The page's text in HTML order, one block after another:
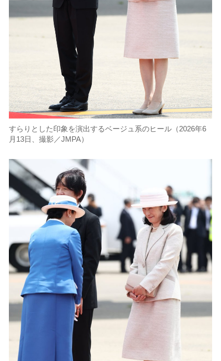
すらりとした印象を演出するベージュ系のヒール（2026年6
月13日、撮影／JMPA）